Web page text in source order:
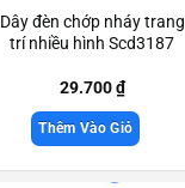
Dây đèn chớp nháy trang
trí nhiều hình Scd3187
29.700₫
Thêm Vào Giỏ